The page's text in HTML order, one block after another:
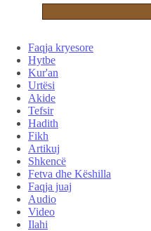
Faqja kryesore
Hytbe
Kur'an
Urtësi
Akide
Tefsir
Hadith
Fikh
Artikuj
Shkencë
Fetva dhe Këshilla
Faqja juaj
Audio
Video
Ilahi